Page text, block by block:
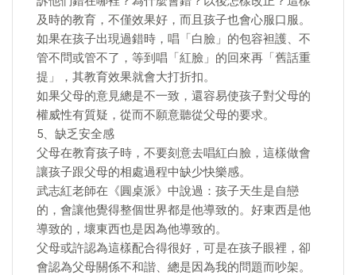
及時的教育，不僅效果好，而且孩子也會心服口服。
如果在孩子出現過錯時，唱「白臉」的包容袒護、不
管不問或管不了，等到唱「紅臉」的回來再「舊話重
提」，其教育效果就會大打折扣。
如果父母的意見總是不一致，還容易使孩子對父母的
權威性有質疑，從而不願意聽從父母的要求。
5、缺乏安全感
父母在教育孩子時，不要刻意去唱紅白臉，這樣做會
讓孩子跟父母的相處過程中缺少快樂感。
武志紅老師在《圓桌派》中說過：孩子天生是自戀
的，會讓他覺得整個世界都是他導致的。好東西是他
導致的，壞東西也是因為他導致的。
父母或許認為這樣配合得很好，可是在孩子眼裡，卻
會認為父母關係不和諧、總是因為我的問題而吵架。